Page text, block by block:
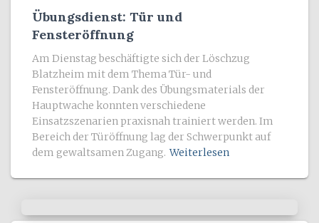
Übungsdienst: Tür und
Fensteröffnung
Am Dienstag beschäftigte sich der Löschzug
Blatzheim mit dem Thema Tür- und
Fensteröffnung. Dank des Übungsmaterials der
Hauptwache konnten verschiedene
Einsatzszenarien praxisnah trainiert werden. Im
Bereich der Türöffnung lag der Schwerpunkt auf
dem gewaltsamen Zugang. Weiterlesen